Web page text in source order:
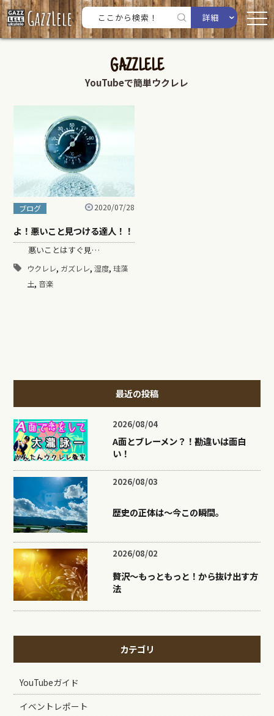
詳細
GAZZLELE
YouTubeで簡単ウクレレ
ブログ 2020/07/28
よ！悪いこと見つける達人！！
悪いことはすぐ見…
ウクレレ, ガズレレ, 湿度, 珪藻
土, 音楽
最近の投稿
2026/08/04
A面とブレーメン？！勘違いは面白
い！
2026/08/03
歴史の正体は〜今この瞬間。
2026/08/02
贅沢〜もっともっと！から抜け出す方
法
カテゴリ
YouTubeガイド
イベントレポート